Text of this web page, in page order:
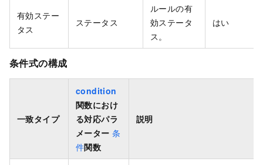
有効ステー
タス
ステータス
ルールの有
効ステータ
ス。
はい
条件式の構成
一致タイプ
condition
関数におけ
る対応パラ
メーター 条
件関数
説明